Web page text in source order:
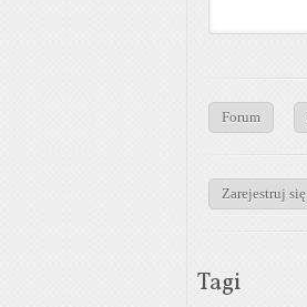
Forum
Zarejestruj się
Tagi